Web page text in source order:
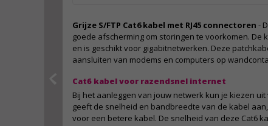
Grijze S/FTP Cat6 kabel met RJ45 connectoren -
goede afscherming om storingen te voorkomen. De
en is geschikt voor gigabitnetwerken. Deze
aansluiten van modems en computers op
Cat6 kabel voor razendsnel internet
Bij het aanleggen van jouw netwerk kun je kiezen
geeft de snelheid en bandbreedte van de kabel
voor een betere kabel. De snelheid van deze Cat6